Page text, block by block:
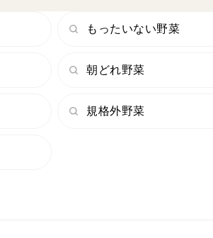
もったいない野菜
朝どれ野菜
規格外野菜